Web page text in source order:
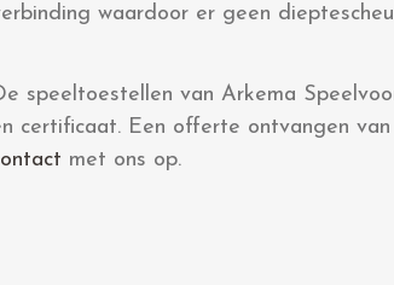
waardoor er geen
speeltoestellen van Arkema
certificaat. Een offerte ontvangen
met ons op.